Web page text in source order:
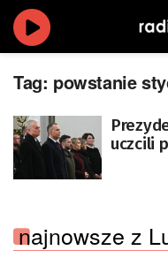
Tag: powstanie
uczcili
najnowsze z